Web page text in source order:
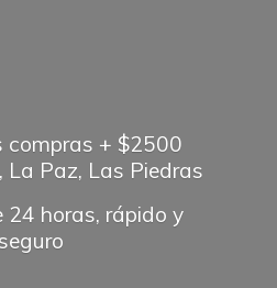
compras + $2500
La Paz, Las Piedras
24 horas, rápido y
seguro